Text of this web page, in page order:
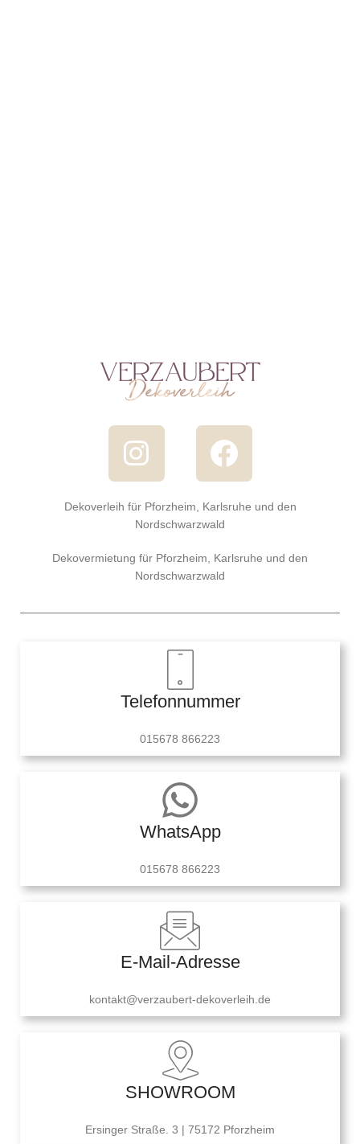
Dekoverleih für Pforzheim, Karlsruhe und den
Nordschwarzwald
Dekovermietung für Pforzheim, Karlsruhe und den
Nordschwarzwald
Telefonnummer
015678 866223
WhatsApp
015678 866223
E-Mail-Adresse
kontakt@verzaubert-dekoverleih.de
SHOWROOM
Ersinger Straße. 3 | 75172 Pforzheim